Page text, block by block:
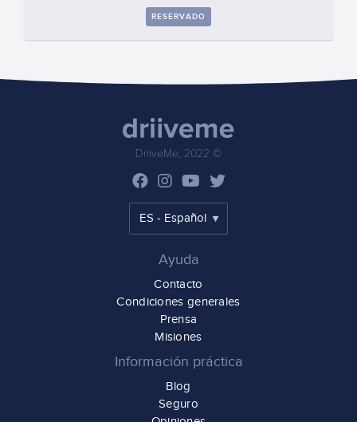
RESERVADO
DriiveMe, 2022 ©
Ayuda
Contacto
Condiciones generales
Prensa
Misiones
Información práctica
Blog
Seguro